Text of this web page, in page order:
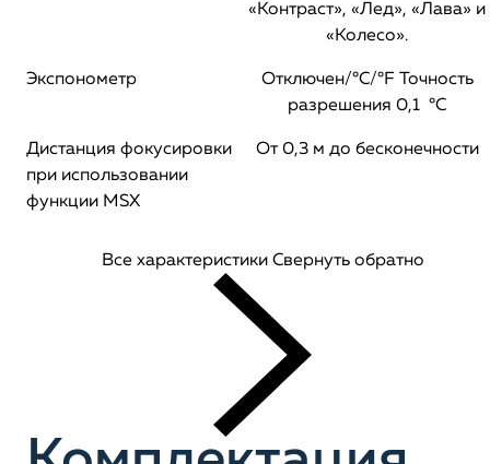
«Контраст», «Лед», «Лава» и
«Колесо».
Экспонометр
Отключен/°C/°F Точность
разрешения 0,1 °C
Дистанция фокусировки
при использовании
функции MSX
От 0,3 м до бесконечности
Все характеристики Свернуть обратно